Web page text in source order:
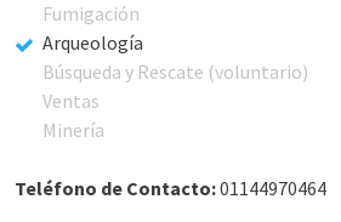
Fumigación
Arqueología
Búsqueda y Rescate (voluntario)
Ventas
Minería
Teléfono de Contacto:01144970464